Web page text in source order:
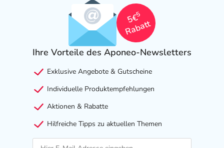
5€
5
Rabatt
Ihre Vorteile des Aponeo-Newsletters
Exklusive Angebote & Gutscheine
Individuelle Produktempfehlungen
Aktionen & Rabatte
Hilfreiche Tipps zu aktuellen Themen